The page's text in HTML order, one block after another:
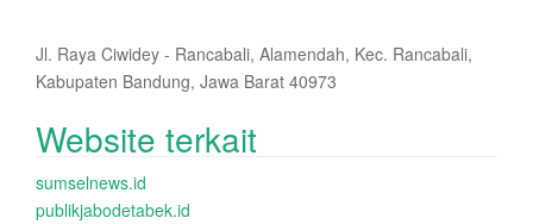
Jl. Raya Ciwidey - Rancabali, Alamendah, Kec. Rancabali,
Kabupaten Bandung, Jawa Barat 40973
Website terkait
sumselnews.id
publikjabodetabek.id